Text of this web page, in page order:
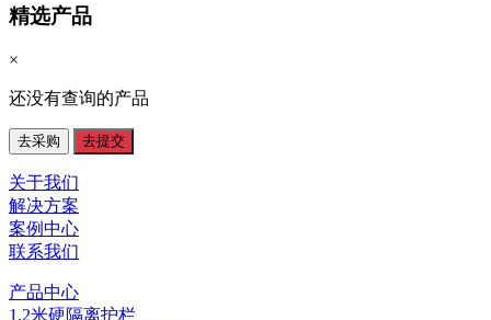
精选产品
×
还没有查询的产品
去采购 去提交
关于我们
解决方案
案例中心
联系我们
产品中心
1.2米硬隔离护栏